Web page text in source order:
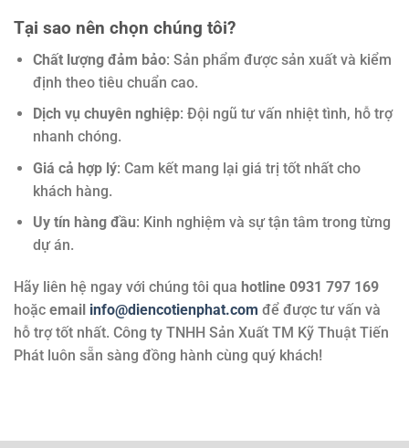
Tại sao nên chọn chúng tôi?
Chất lượng đảm bảo: Sản phẩm được sản xuất và kiểm
định theo tiêu chuẩn cao.
Dịch vụ chuyên nghiệp: Đội ngũ tư vấn nhiệt tình, hỗ trợ
nhanh chóng.
Giá cả hợp lý: Cam kết mang lại giá trị tốt nhất cho
khách hàng.
Uy tín hàng đầu: Kinh nghiệm và sự tận tâm trong từng
dự án.
Hãy liên hệ ngay với chúng tôi qua hotline 0931 797 169
hoặc email info@diencotienphat.com để được tư vấn và
hỗ trợ tốt nhất. Công ty TNHH Sản Xuất TM Kỹ Thuật Tiến
Phát luôn sẵn sàng đồng hành cùng quý khách!